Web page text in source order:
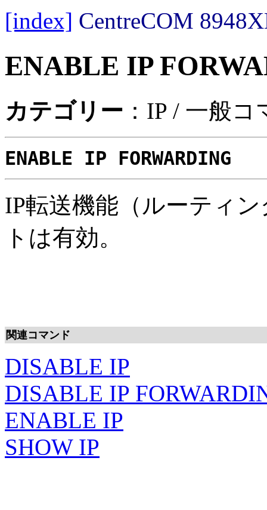
[index] CentreCOM
ENABLE IP
カテゴリー ：IP / 一般
ENABLE IP FORWARDING
IP転送機能（ルーティ
トは有効。
関連コマンド
DISABLE IP
DISABLE IP
ENABLE IP
SHOW IP